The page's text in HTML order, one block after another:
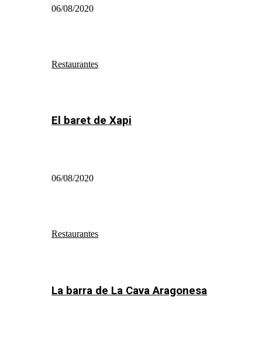
06/08/2020
Restaurantes
El baret de Xapi
06/08/2020
Restaurantes
La barra de La Cava Aragonesa